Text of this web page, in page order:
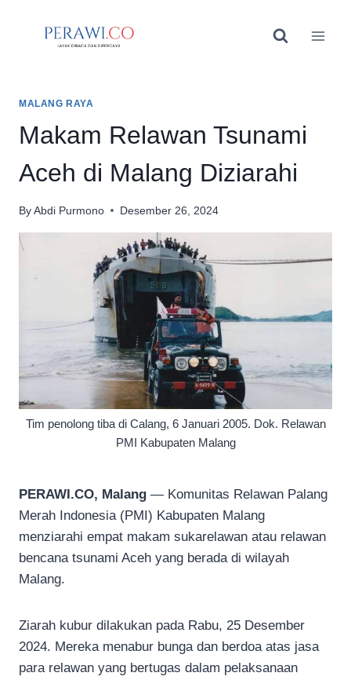
MALANG RAYA
Makam Relawan Tsunami
Aceh di Malang Diziarahi
By Abdi Purmono Desember 26, 2024
Tim penolong tiba di Calang, 6 Januari 2005. Dok. Relawan
PMI Kabupaten Malang
PERAWI.CO, Malang — Komunitas Relawan Palang
Merah Indonesia (PMI) Kabupaten Malang
menziarahi empat makam sukarelawan atau relawan
bencana tsunami Aceh yang berada di wilayah
Malang.
Ziarah kubur dilakukan pada Rabu, 25 Desember
2024. Mereka menabur bunga dan berdoa atas jasa
para relawan yang bertugas dalam pelaksanaan